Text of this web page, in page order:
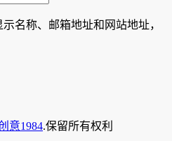
名称、邮箱地址和网站地址，
意1984.保留所有权利